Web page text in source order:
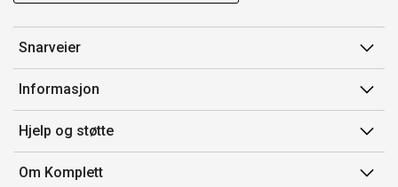
Snarveier
Min side
Ordreoversikt
Flex
Komplett Club
Informasjon
Salgsbetingelser
Medlemsvilkår for Komplett Club
Merker/produsent
Hjelp og støtte
Kontakt oss
Om Komplett